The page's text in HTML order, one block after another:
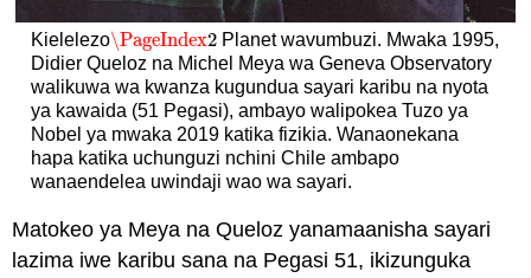
Kielelezo\PageIndex2
\PageIndex2 Planet wavumbuzi. Mwaka 1995,
Didier Queloz na Michel Meya wa Geneva Observatory
walikuwa wa kwanza kugundua sayari karibu na nyota
ya kawaida (51 Pegasi), ambayo walipokea Tuzo ya
Nobel ya mwaka 2019 katika fizikia. Wanaonekana
hapa katika uchunguzi nchini Chile ambapo
wanaendelea uwindaji wao wa sayari.
Matokeo ya Meya na Queloz yanamaanisha sayari
lazima iwe karibu sana na Pegasi 51, ikizunguka